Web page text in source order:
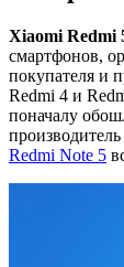
Xiaomi Redmi
смартфонов,
покупателя и
Redmi 4 и
поначалу
Redmi Note 5